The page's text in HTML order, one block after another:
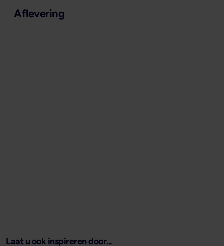
Aflevering
Laat u ook inspireren door...